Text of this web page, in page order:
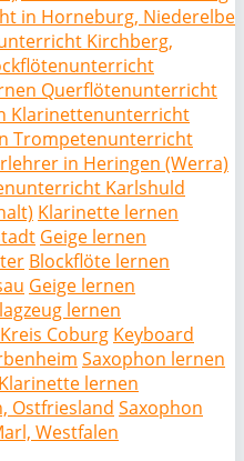
in Horneburg, Niederelbe
Kirchberg,
Querflötenunterricht
Klarinettenunterricht
Trompetenunterricht
in Heringen (Werra)
Karlshuld
Klarinette lernen
Geige lernen
Blockflöte lernen
Geige lernen
lernen
Coburg Keyboard
Saxophon lernen
Klarinette lernen
Ostfriesland Saxophon
Westfalen